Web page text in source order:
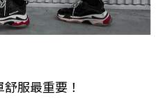
服最重要！